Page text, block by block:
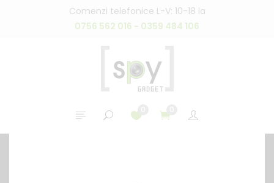
Comenzi telefonice L-V: 10-18 la
0756 562 016 - 0359 484 106